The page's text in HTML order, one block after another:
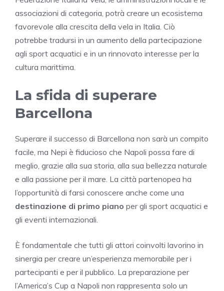
associazioni di categoria, potrà creare un ecosistema
favorevole alla crescita della vela in Italia. Ciò
potrebbe tradursi in un aumento della partecipazione
agli sport acquatici e in un rinnovato interesse per la
cultura marittima.
La sfida di superare
Barcellona
Superare il successo di Barcellona non sarà un compito
facile, ma Nepi è fiducioso che Napoli possa fare di
meglio, grazie alla sua storia, alla sua bellezza naturale
e alla passione per il mare. La città partenopea ha
l’opportunità di farsi conoscere anche come una
destinazione di primo piano per gli sport acquatici e
gli eventi internazionali.
È fondamentale che tutti gli attori coinvolti lavorino in
sinergia per creare un’esperienza memorabile per i
partecipanti e per il pubblico. La preparazione per
l’America’s Cup a Napoli non rappresenta solo un